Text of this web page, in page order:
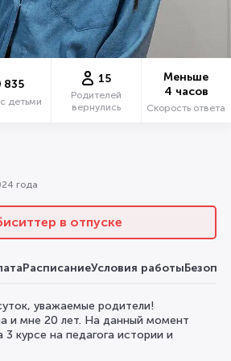
835
детьми
15
Родителей
вернулись
Меньше
4 часов
Скорость ответа
года
в отпуске
РасписаниеУсловия работы
уважаемые родители!
и мне 20 лет. На данный момент
курсе на педагога истории и